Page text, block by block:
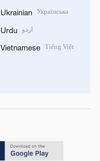
Ukrainian Українська
Urdu اردو
Vietnamese Tiếng Việt